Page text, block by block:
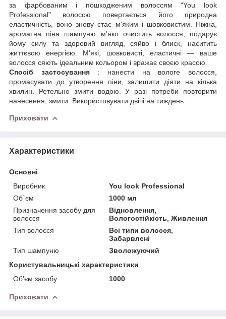
за фарбованим і пошкодженим волоссям "You look
Professional" волоссю повертається його природна
еластичність, воно знову стає м'яким і шовковистим. Ніжна,
ароматна піна шампуню м'яко очистить волосся, подарує
йому силу та здоровий вигляд, сяйво і блиск, наситить
життєвою енергією. М'які, шовковисті, еластичні — ваше
волосся сяють ідеальним кольором і вражає своєю красою.
Спосіб застосування: нанести на вологе волосся,
промасувати до утворення піни, залишити діяти на кілька
хвилин. Ретельно змити водою. У разі потреби повторити
нанесення, змити. Використовувати двічі на тиждень.
Приховати
Характеристики
Основні
Виробник
You look Professional
Об`єм
1000 мл
Призначення засобу для
волосся
Відновлення,
Вологостійкість, Живлення
Тип волосся
Всі типи волосся,
Забарвлені
Тип шампуню
Зволожуючий
Користувальницькі характеристики
Об'єм засобу
1000
Приховати